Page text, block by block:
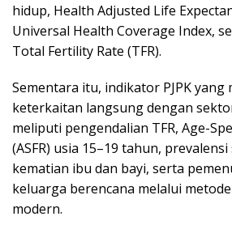
hidup, Health Adjusted Life
Universal Health Coverage Index,
Total Fertility Rate (TFR).
Sementara itu, indikator PJPK yang
keterkaitan langsung dengan
meliputi pengendalian TFR, Age-
(ASFR) usia 15–19 tahun,
kematian ibu dan bayi, serta
keluarga berencana melalui
modern.